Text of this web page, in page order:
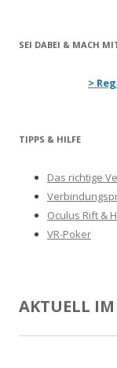
SEI DABEI & MACH
>
TIPPS & HILFE
Das richtige
Oculus Rift &
VR-Poker
AKTUELL